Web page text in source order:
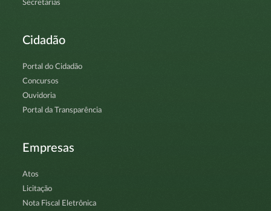
Secretarias
Cidadão
Portal do Cidadão
Concursos
Ouvidoria
Portal da Transparência
Empresas
Atos
Licitação
Nota Fiscal Eletrônica